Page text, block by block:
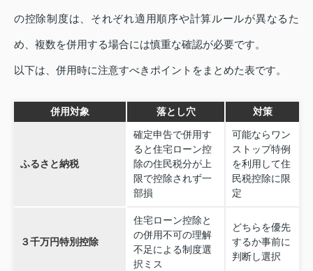
の控除制度は、それぞれ適用順序や計算ルールが異なるた
め、複数を併用する場合には慎重な確認が必要です。
以下は、併用時に注意すべきポイントをまとめた表です。
併用対象 落とし穴 対策
ふるさと納税
確定申告で併用す
ると住宅ローン控
除の住民税分が上
限で控除されず一
部損
可能ならワン
ストップ特例
を利用して住
民税控除に限
定
３千万円特別控除
住宅ローン控除と
の併用不可の理解
不足による制度選
択ミス
どちらを優先
するか事前に
判断し選択